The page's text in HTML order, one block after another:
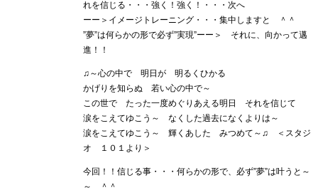
れを信じる・・・強く！強く！・・・次へ
ーー＞イメージトレーニング・・・集中しますと ＾＾
”夢”は何らかの形で必ず”実現”ーー＞ それに、向かって邁
進！！
♫～心の中で 明日が 明るくひかる
かげりを知らぬ 若い心の中で～
この世で たった一度めぐりあえる明日 それを信じて
涙をこえてゆこう～ なくした過去になくよりは～
涙をこえてゆこう～ 輝くあした みつめて～♫ ＜スタジ
オ １０１より＞
今回！！信じる事・・・何らかの形で、必ず”夢”は叶うと～
～ ＾＾